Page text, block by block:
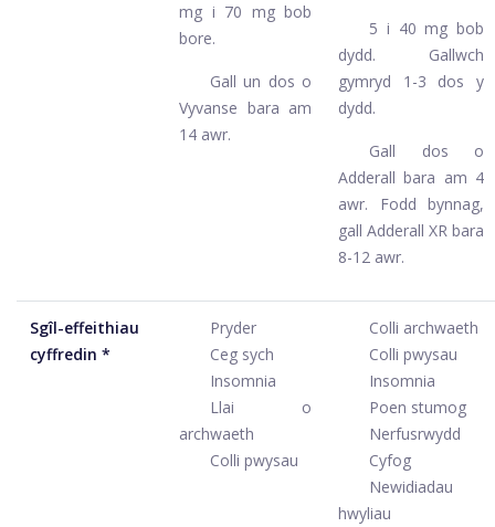
mg i 70 mg bob
bore.
Gall un dos o
Vyvanse bara am
14 awr.
5 i 40 mg bob
dydd. Gallwch
gymryd 1-3 dos y
dydd.
Gall dos o
Adderall bara am 4
awr. Fodd bynnag,
gall Adderall XR bara
8-12 awr.
Sgîl-effeithiau
cyffredin *
Pryder
Ceg sych
Insomnia
Llai o
archwaeth
Colli pwysau
Colli archwaeth
Colli pwysau
Insomnia
Poen stumog
Nerfusrwydd
Cyfog
Newidiadau
hwyliau